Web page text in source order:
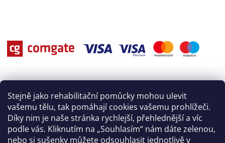
Stejně jako rehabilitační pomůcky mohou ulevit
vašemu tělu, tak pomáhají cookies vašemu prohlížeči.
Díky nim je naše stránka rychlejší, přehlednější a víc
podle vás. Kliknutím na „Souhlasím“ nám dáte zelenou,
nebo si sušenky můžete odsouhlasit jednotlivě v